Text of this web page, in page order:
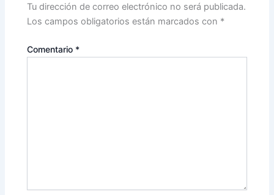
Tu dirección de correo electrónico no será publicada.
Los campos obligatorios están marcados con *
Comentario *